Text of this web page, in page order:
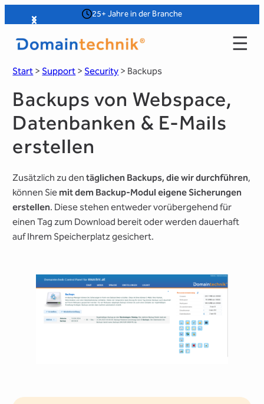
Inhalt
springen
25+ Jahre in der Branche
Slide 2 of 4
☰
Start > Support > Security > Backups
Backups von Webspace,
Datenbanken & E-Mails
erstellen
Zusätzlich zu dentäglichen Backups, die wir durchführen,
können Sie mit dem Backup-Modul eigene Sicherungen
erstellen. Diese stehen entweder vorübergehend für
einen Tag zum Download bereit oder werden dauerhaft
auf Ihrem Speicherplatz gesichert.